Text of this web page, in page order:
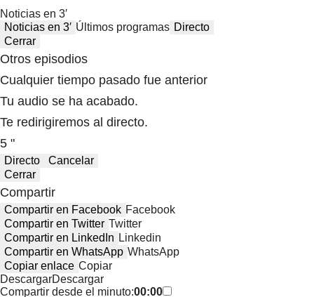
Noticias en 3′
Noticias en 3′ Últimos programas Directo
Cerrar
Otros episodios
Cualquier tiempo pasado fue anterior
Tu audio se ha acabado.
Te redirigiremos al directo.
5 "
Directo
Cancelar
Cerrar
Compartir
Compartir en Facebook Facebook
Compartir en Twitter Twitter
Compartir en LinkedIn Linkedin
Compartir en WhatsApp WhatsApp
Copiar enlace Copiar
DescargarDescargar
Compartir desde el minuto:00:00